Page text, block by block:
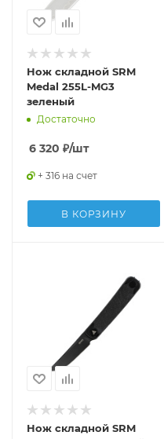
Нож складной SRM
Medal 255L-MG3
зеленый
Достаточно
6 320 ₽/шт
+ 316 на счет
В КОРЗИНУ
Нож складной SRM